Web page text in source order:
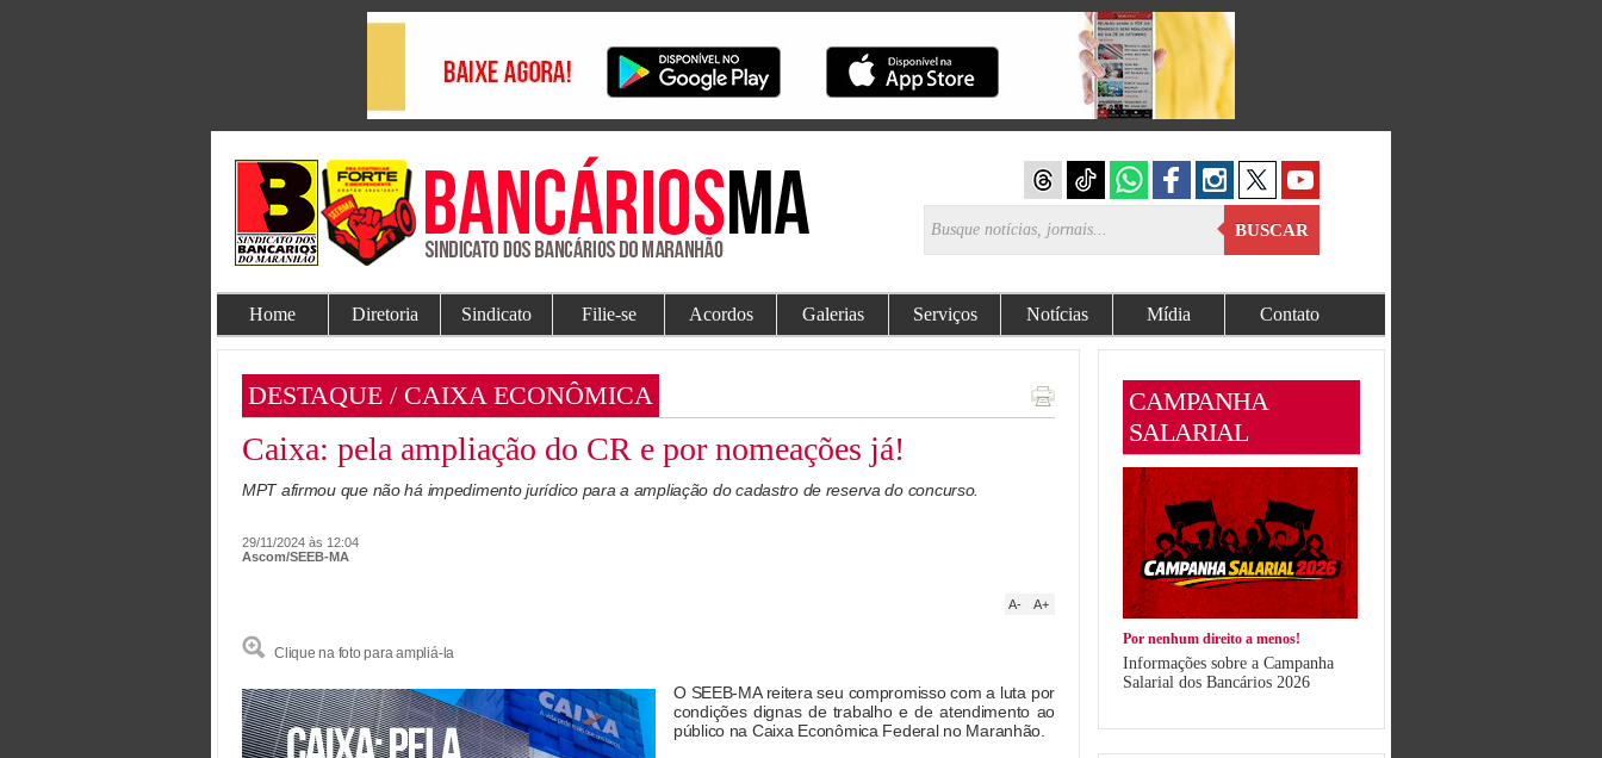
BUSCAR
Home Diretoria Sindicato Filie-se Acordos Galerias Serviços Notícias Mídia Contato
DESTAQUE / CAIXA ECONÔMICA
Caixa: pela ampliação do CR e por nomeações já!
MPT afirmou que não há impedimento jurídico para a ampliação do cadastro de reserva do concurso.
29/11/2024 às 12:04
Ascom/SEEB-MA
A+
A-
Clique na foto para ampliá-la
O SEEB-MA reitera seu compromisso com a luta por
condições dignas de trabalho e de atendimento ao
público na Caixa Econômica Federal no Maranhão.
CAMPANHA
SALARIAL
Por nenhum direito a menos!
Informações sobre a Campanha
Salarial dos Bancários 2026